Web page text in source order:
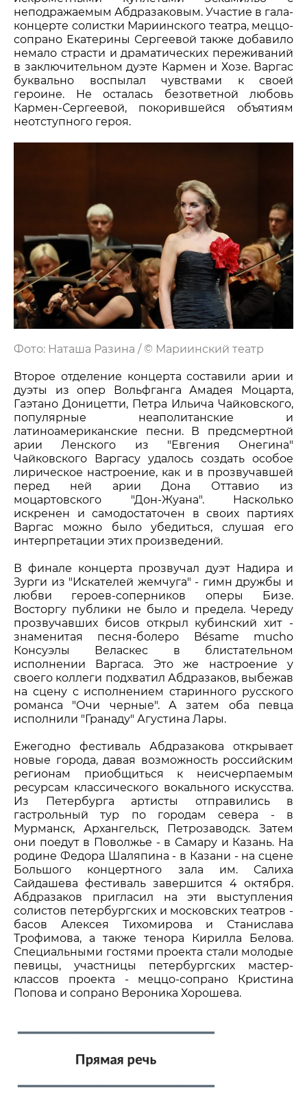
неподражаемым Абдразаковым. Участие в гала-
концерте солистки Мариинского театра, меццо-
сопрано Екатерины Сергеевой также добавило
немало страсти и драматических переживаний
в заключительном дуэте Кармен и Хозе. Варгас
буквально воспылал чувствами к своей
героине. Не осталась безответной любовь
Кармен-Сергеевой, покорившейся объятиям
неотступного героя.
Фото: Наташа Разина / © Мариинский театр
Второе отделение концерта составили арии и
дуэты из опер Вольфганга Амадея Моцарта,
Гаэтано Доницетти, Петра Ильича Чайковского,
популярные неаполитанские и
латиноамериканские песни. В предсмертной
арии Ленского из "Евгения Онегина"
Чайковского Варгасу удалось создать особое
лирическое настроение, как и в прозвучавшей
перед ней арии Дона Оттавио из
моцартовского "Дон-Жуана". Насколько
искренен и самодостаточен в своих партиях
Варгас можно было убедиться, слушая его
интерпретации этих произведений.
В финале концерта прозвучал дуэт Надира и
Зурги из "Искателей жемчуга" - гимн дружбы и
любви героев-соперников оперы Бизе.
Восторгу публики не было и предела. Череду
прозвучавших бисов открыл кубинский хит -
знаменитая песня-болеро Bésame mucho
Консуэлы Веласкес в блистательном
исполнении Варгаса. Это же настроение у
своего коллеги подхватил Абдразаков, выбежав
на сцену с исполнением старинного русского
романса "Очи черные". А затем оба певца
исполнили "Гранаду" Агустина Лары.
Ежегодно фестиваль Абдразакова открывает
новые города, давая возможность российским
регионам приобщиться к неисчерпаемым
ресурсам классического вокального искусства.
Из Петербурга артисты отправились в
гастрольный тур по городам севера - в
Мурманск, Архангельск, Петрозаводск. Затем
они поедут в Поволжье - в Самару и Казань. На
родине Федора Шаляпина - в Казани - на сцене
Большого концертного зала им. Салиха
Сайдашева фестиваль завершится 4 октября.
Абдразаков пригласил на эти выступления
солистов петербургских и московских театров -
басов Алексея Тихомирова и Станислава
Трофимова, а также тенора Кирилла Белова.
Специальными гостями проекта стали молодые
певицы, участницы петербургских мастер-
классов проекта - меццо-сопрано Кристина
Попова и сопрано Вероника Хорошева.